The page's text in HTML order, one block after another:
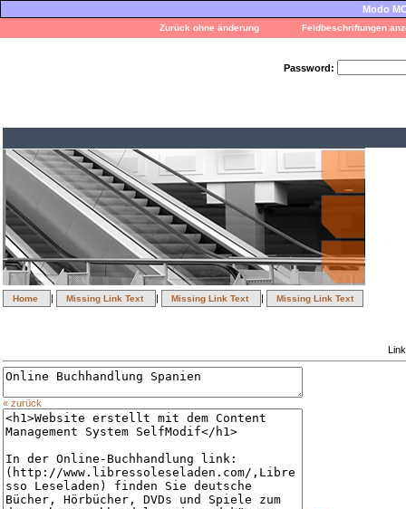
Modo
Zurück ohne änderung Feldbeschriftungen
Password:
Home | Missing Link Text | Missing Link Text | Missing Link Text
« zurück